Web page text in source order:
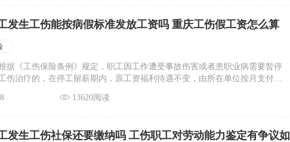
发生工伤能按病假标准发放工资吗 重庆工伤假工资怎么算
据《工伤保险条例》规定，职工因工作遭受事故伤害或者患职业病需要暂停
伤治疗的，在停工留薪期内，原工资福利待遇不变，由所在单位按月支付。
13620阅读
发生工伤社保还要缴纳吗 工伤职工对劳动能力鉴定有争议如